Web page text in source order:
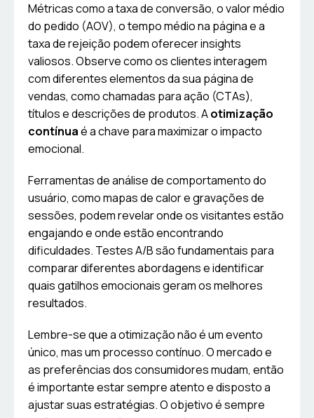
Métricas como a taxa de conversão, o valor médio
do pedido (AOV), o tempo médio na página e a
taxa de rejeição podem oferecer insights
valiosos. Observe como os clientes interagem
com diferentes elementos da sua página de
vendas, como chamadas para ação (CTAs),
títulos e descrições de produtos. Aotimização
contínuaé a chave para maximizar o impacto
emocional.
Ferramentas de análise de comportamento do
usuário, como mapas de calor e gravações de
sessões, podem revelar onde os visitantes estão
engajando e onde estão encontrando
dificuldades. Testes A/B são fundamentais para
comparar diferentes abordagens e identificar
quais gatilhos emocionais geram os melhores
resultados.
Lembre-se que a otimização não é um evento
único, mas um processo contínuo. O mercado e
as preferências dos consumidores mudam, então
é importante estar sempre atento e disposto a
ajustar suas estratégias. O objetivo é sempre